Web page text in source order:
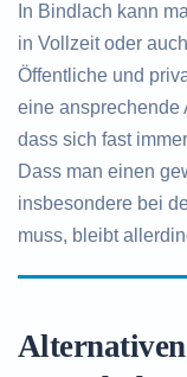
In Bindlach kann
in Vollzeit oder
Öffentliche und
eine ansprechende
dass sich fast
Dass man einen
insbesondere bei
muss, bleibt